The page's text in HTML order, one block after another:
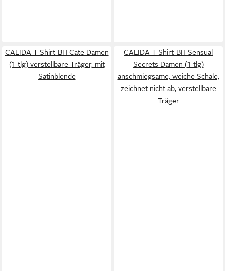
CALIDA T-Shirt-BH Cate Damen
(1-tlg) verstellbare Träger, mit
Satinblende
CALIDA T-Shirt-BH Sensual
Secrets Damen (1-tlg)
anschmiegsame, weiche Schale,
zeichnet nicht ab, verstellbare
Träger